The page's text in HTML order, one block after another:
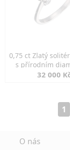
0,75 ct Zlatý
s přírodním
32 000
1
O nás